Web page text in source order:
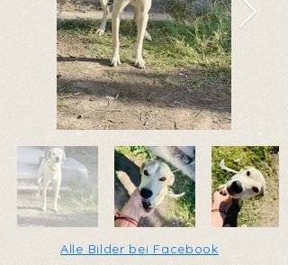
Alle Bilder bei Facebook